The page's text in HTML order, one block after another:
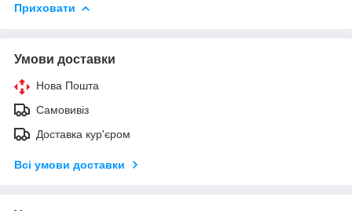
Приховати
Умови доставки
Нова Пошта
Самовивіз
Доставка кур'єром
Всі умови доставки